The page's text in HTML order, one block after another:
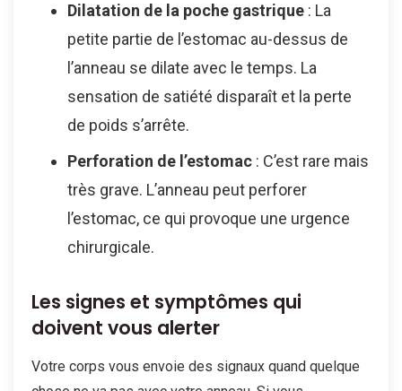
Dilatation de la poche gastrique : La
petite partie de l’estomac au-dessus de
l’anneau se dilate avec le temps. La
sensation de satiété disparaît et la perte
de poids s’arrête.
Perforation de l’estomac : C’est rare mais
très grave. L’anneau peut perforer
l’estomac, ce qui provoque une urgence
chirurgicale.
Les signes et symptômes qui
doivent vous alerter
Votre corps vous envoie des signaux quand quelque